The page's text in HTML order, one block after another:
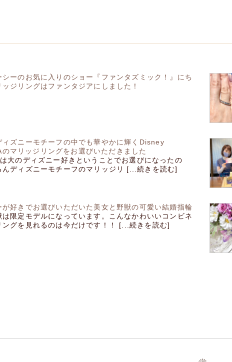
シーのお気に入りのショー『ファンタズミック！』にち
ッジリングはファンタジアにしました！
ィズニーモチーフの中でも華やかに輝くDisney
マリッジリングをお選びいただきました
大のディズニー好きということでお選びになったの
んディズニーモチーフのマリッジリ [...続きを読む]
が好きでお選びいただいた美女と野獣の可愛い結婚指輪
は限定モデルになっています。こんなかわいいコンビネ
ングを見れるのは今だけです！！ [...続きを読む]